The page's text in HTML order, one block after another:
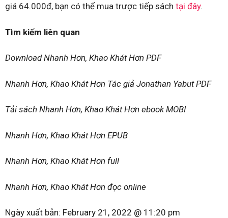
giá 64.000đ, bạn có thể mua trược tiếp sách tại đây.
Tìm kiếm liên quan
Download Nhanh Hơn, Khao Khát Hơn PDF
Nhanh Hơn, Khao Khát Hơn Tác giả Jonathan Yabut PDF
Tải sách Nhanh Hơn, Khao Khát Hơn ebook MOBI
Nhanh Hơn, Khao Khát Hơn EPUB
Nhanh Hơn, Khao Khát Hơn full
Nhanh Hơn, Khao Khát Hơn đọc online
Ngày xuất bản: February 21, 2022 @ 11:20 pm